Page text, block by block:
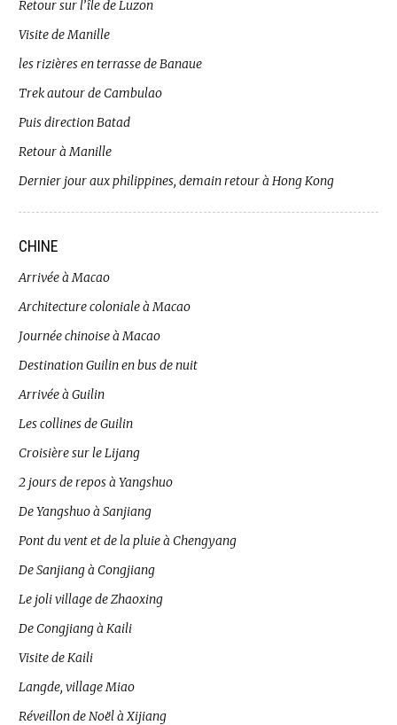
Retour sur l’île de Luzon
Visite de Manille
les rizières en terrasse de Banaue
Trek autour de Cambulao
Puis direction Batad
Retour à Manille
Dernier jour aux philippines, demain retour à Hong Kong
CHINE
Arrivée à Macao
Architecture coloniale à Macao
Journée chinoise à Macao
Destination Guilin en bus de nuit
Arrivée à Guilin
Les collines de Guilin
Croisière sur le Lijang
2 jours de repos à Yangshuo
De Yangshuo à Sanjiang
Pont du vent et de la pluie à Chengyang
De Sanjiang à Congjiang
Le joli village de Zhaoxing
De Congjiang à Kaili
Visite de Kaili
Langde, village Miao
Réveillon de Noël à Xijiang